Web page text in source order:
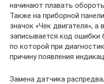
начинают плавать
Также на приборной
значок «Чек двигателя»,
записывается код ошибки
по которой при
причину появления
Замена датчика